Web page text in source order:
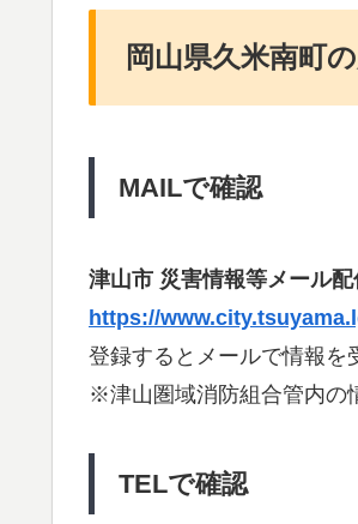
岡山県久米南町
MAILで確認
津山市 災害情報等メール配
https://
登録するとメールで情報を
※津山圏域消防組合管内の
TELで確認